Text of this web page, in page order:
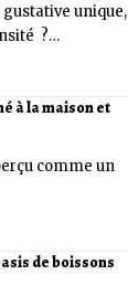
unique,
?…
à la maison et
comme un
de boissons